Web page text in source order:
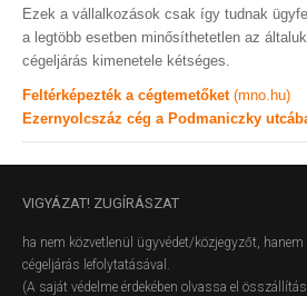
Ezek a vállalkozások csak így tudnak
a legtöbb esetben minősíthetetlen az
cégeljárás kimenetele kétséges.
Feltérképezték a cégtemetőket (mno.hu)
Ezernyolcszáz cég a Podmaniczky
VIGYÁZAT! ZUGÍRÁSZAT
ha nem közvetlenül ügyvédet/közjegyzőt,
cégeljárás lefolytatásával.
(A saját védelme érdekében olvassa el